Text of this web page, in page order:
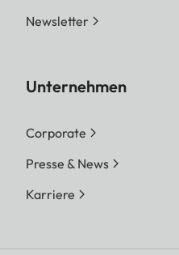
Newsletter
Unternehmen
Corporate
Presse & News
Karriere